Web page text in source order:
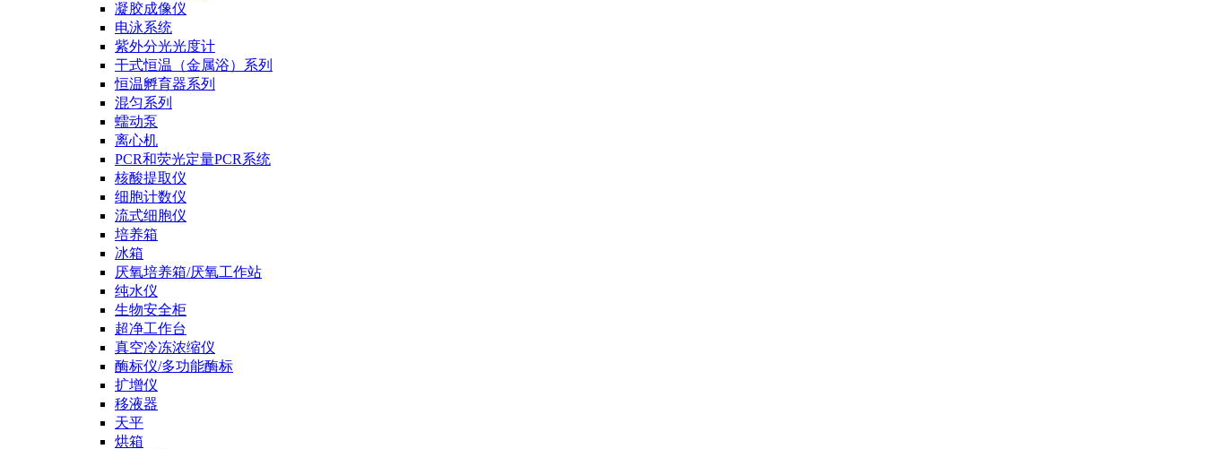
凝胶成像仪
电泳系统
紫外分光光度计
干式恒温（金属浴）系列
恒温孵育器系列
混匀系列
蠕动泵
离心机
PCR和荧光定量PCR系统
核酸提取仪
细胞计数仪
流式细胞仪
培养箱
冰箱
厌氧培养箱/厌氧工作站
纯水仪
生物安全柜
超净工作台
真空冷冻浓缩仪
酶标仪/多功能酶标
扩增仪
移液器
天平
烘箱